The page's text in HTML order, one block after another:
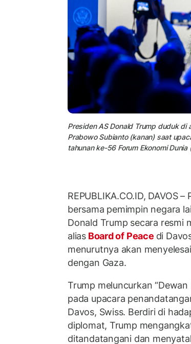
Presiden AS Donald Trump duduk di
Prabowo Subianto (kanan) saat
tahunan ke-56 Forum Ekonomi
REPUBLIKA.CO.ID, DAVOS –
bersama pemimpin negara
Donald Trump secara resmi
aliasBoard of Peace di
menurutnya akan
dengan Gaza.
Trump meluncurkan
pada upacara
Davos, Swiss. Berdiri di
diplomat, Trump
ditandatangani dan